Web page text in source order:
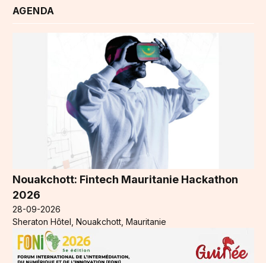
AGENDA
Nouakchott: Fintech Mauritanie Hackathon
2026
28-09-2026
Sheraton Hôtel, Nouakchott, Mauritanie